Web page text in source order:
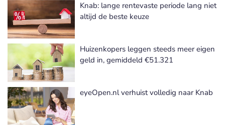
Knab: lange rentevaste periode lang niet
altijd de beste keuze
Huizenkopers leggen steeds meer eigen
geld in, gemiddeld €51.321
eyeOpen.nl verhuist volledig naar Knab